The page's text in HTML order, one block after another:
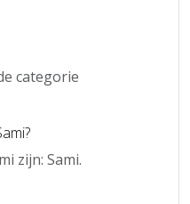
categorie
zijn: Sami.